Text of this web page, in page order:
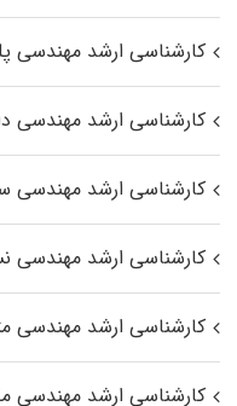
کارشناسی ارشد مهندسی
کارشناسی ارشد مهندسی
کارشناسی ارشد مهندسی
کارشناسی ارشد مهندسی
کارشناسی ارشد مهندسی
کارشناسی ارشد مهندسی